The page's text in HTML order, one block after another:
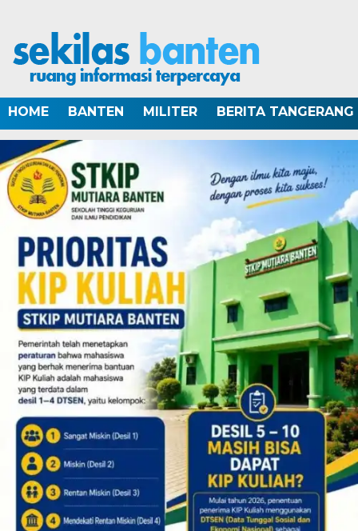
HOME BANTEN MILITER BERITA TANGERANG